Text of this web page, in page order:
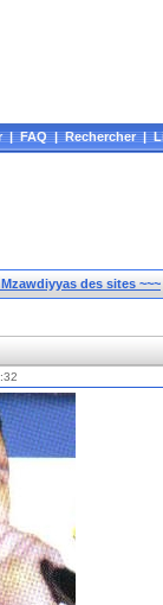
|FAQ|Rechercher|
Mzawdiyyas des sites ~~~